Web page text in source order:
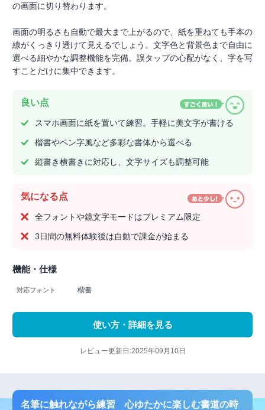
の画面に切り替わります。
画面の明るさも自動で最大まで上がるので、紙を重ねても手本の
線がくっきり透けて見えるでしょう。文字色と背景色まで自由に
選べる細やかな調整機能を完備。誤タップの心配がなく、字を写
すことだけに集中できます。
良い点
スマホ画面に紙を置いて練習。手軽に美文字が書ける
楷書やペン字風など多彩な書体から選べる
縦書き横書きに対応し、文字サイズも調整可能
気になる点
全フォントや鏡文字モードはプレミアム限定
3日間の無料体験後は自動で課金が始まる
機能・仕様
対応フォント 楷書
使い方・詳細を見る
レビュー更新日:2025年09月10日
名筆に触れながら練習 心ゆたかに楽しむ書道の時